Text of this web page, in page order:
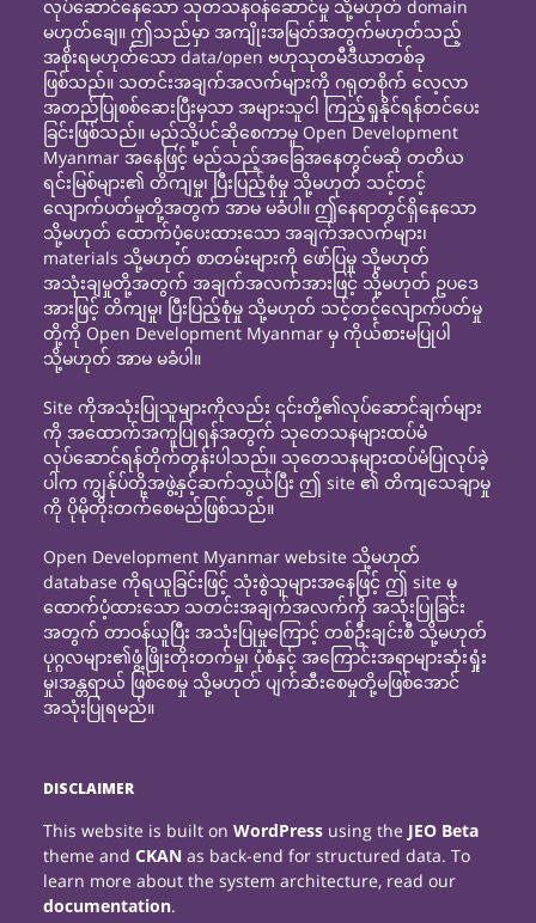
လုပ်ဆောင်နေသော သုတသနဝန်ဆောင်မှု သို့မဟုတ် domain
မဟုတ်ချေ။ ဤသည်မှာ အကျိုးအမြတ်အတွက်မဟုတ်သည့်
အစိုးရမဟုတ်သော data/open ဗဟုသုတမီဒီယာတစ်ခု
ဖြစ်သည်။ သတင်းအချက်အလက်များကို ဂရုတစိုက် လေ့လာ
အတည်ပြုစစ်ဆေးပြီးမှသာ အများသူငါ ကြည့်ရှုနိုင်ရန်တင်ပေး
ခြင်းဖြစ်သည်။ မည်သို့ပင်ဆိုစေကာမူ Open Development
Myanmar အနေဖြင့် မည်သည့်အခြေအနေတွင်မဆို တတိယ
ရင်းမြစ်များ၏ တိကျမှု၊ ပြီးပြည့်စုံမှု သို့မဟုတ် သင့်တင့်
လျောက်ပတ်မှုတို့အတွက် အာမ မခံပါ။ ဤနေရာတွင်ရှိနေသော
သို့မဟုတ် ထောက်ပံ့ပေးထားသော အချက်အလက်များ၊
materials သို့မဟုတ် စာတမ်းများကို ဖော်ပြမှု သို့မဟုတ်
အသုံးချမှုတို့အတွက် အချက်အလက်အားဖြင့် သို့မဟုတ် ဥပဒေ
အားဖြင့် တိကျမှု၊ ပြီးပြည့်စုံမှု သို့မဟုတ် သင့်တင့်လျောက်ပတ်မှု
တို့ကို Open Development Myanmar မှ ကိုယ်စားမပြုပါ
သို့မဟုတ် အာမ မခံပါ။
Site ကိုအသုံးပြုသူများကိုလည်း ၎င်းတို့၏လုပ်ဆောင်ချက်များ
ကို အထောက်အကူပြုရန်အတွက် သုတေသနများထပ်မံ
လုပ်ဆောင်ရန်တိုက်တွန်းပါသည်။ သုတေသနများထပ်မံပြုလုပ်ခဲ့
ပါက ကျွန်ုပ်တို့အဖွဲ့နှင့်ဆက်သွယ်ပြီး ဤ site ၏ တိကျသေချာမှု
ကို ပိုမိုတိုးတက်စေမည်ဖြစ်သည်။
Open Development Myanmar website သို့မဟုတ်
database ကိုရယူခြင်းဖြင့် သုံးစွဲသူများအနေဖြင့် ဤ site မှ
ထောက်ပံ့ထားသော သတင်းအချက်အလက်ကို အသုံးပြုခြင်း
အတွက် တာဝန်ယူပြီး အသုံးပြုမှုကြောင့် တစ်ဦးချင်းစီ သို့မဟုတ်
ပုဂ္ဂလများ၏ဖွံ့ဖြိုးတိုးတက်မှု၊ ပုံစံနှင့် အကြောင်းအရာများဆုံးရှုံး
မှု၊အန္တရာယ် ဖြစ်စေမှု သို့မဟုတ် ပျက်ဆီးစေမှုတို့မဖြစ်အောင်
အသုံးပြုရမည်။
DISCLAIMER
This website is built onWordPress using the JEO Beta
theme andCKAN as back-end for structured data. To
learn more about the system architecture, read our
documentation.